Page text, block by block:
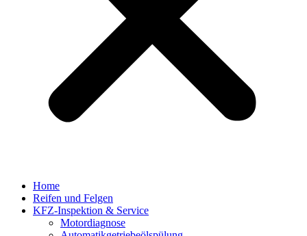
Home
Reifen und Felgen
KFZ-Inspektion & Service
Motordiagnose